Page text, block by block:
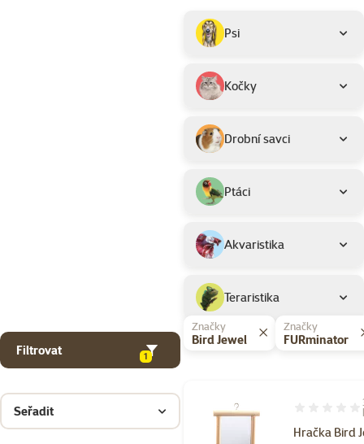
Podkategorie
Psi
Kočky
Drobní savci
Ptáci
Akvaristika
Teraristika
Filtrovat 1
Značky
Bird Jewel
Značky
FURminator
Seřadit
Hračka Bird
Hodnocení